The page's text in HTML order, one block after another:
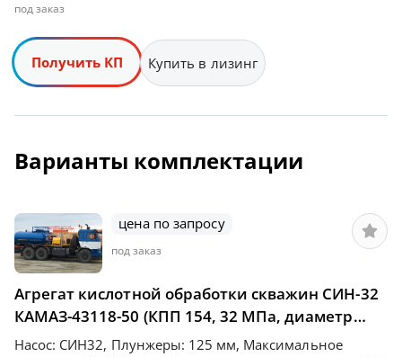
под заказ
Получить КП Купить в лизинг
Варианты комплектации
Агрегат кислотной обработки скважин СИН-32
КАМАЗ-43118-50 (КПП 154, 32 МПа, диаметр
плунжера 125)
Насос: СИН32, Плунжеры: 125 мм, Максимальное
цена по запросу
под заказ